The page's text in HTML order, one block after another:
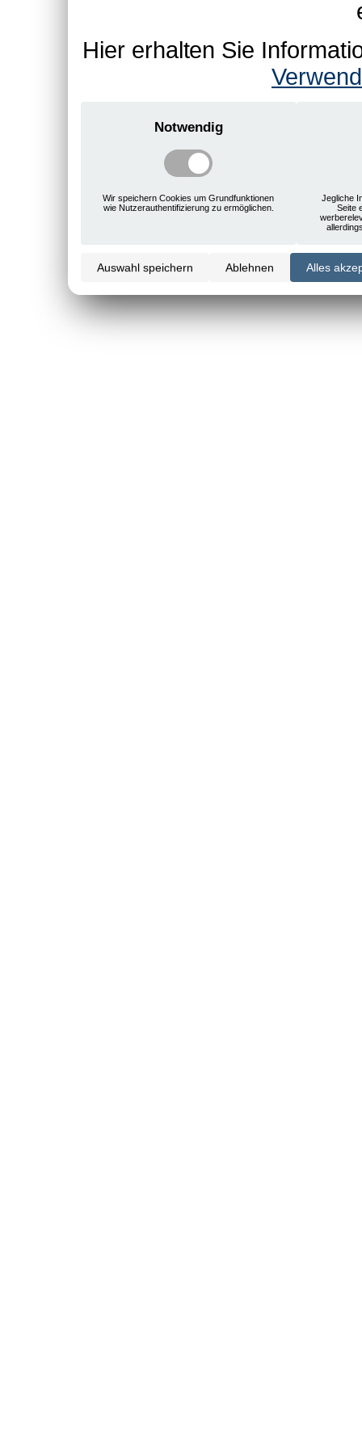
Hier erhalten Sie
Notwendig
Wir speichern Cookies um Grundfunktionen
wie Nutzerauthentifizierung zu ermöglichen.
Jegliche
Seite
Auswahl speichern Ablehnen Alles